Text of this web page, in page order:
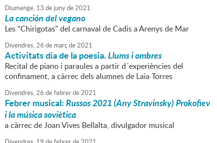
Diumenge, 13 de junyde2021
La canción del vegano
Les "Chirigotas" del carnaval de Cadis a Arenys de Mar
Divendres,26 de marçde2021
Activitats dia de la poesia.Llums i ombres
Recital de piano i paraules a partir d´experiències del
confinament, a càrrec dels alumnes de Laia Torres
Divendres,26 defebrerde2021
Febrer musical:Russos 2021 (Any Stravinsky) Prokofiev
i la música soviètica
a càrrec de Joan Vives Bellalta, divulgador musical